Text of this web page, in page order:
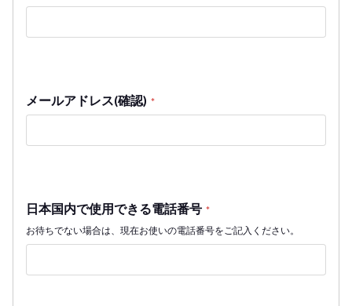
メールアドレス(確認) *
日本国内で使用できる電話番号 *
お待ちでない場合は、現在お使いの電話番号をご記入ください。